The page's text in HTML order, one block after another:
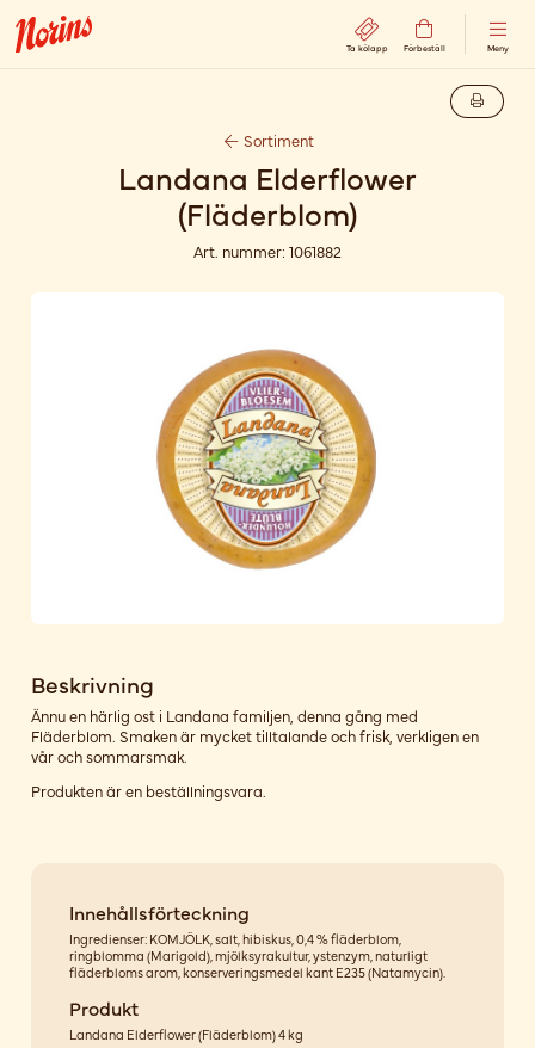
Ta kölapp Förbeställ Meny
Sortiment
Landana Elderflower
(Fläderblom)
Art. nummer: 1061882
Beskrivning
Ännu en härlig ost i Landana familjen, denna gång med
Fläderblom. Smaken är mycket tilltalande och frisk, verkligen en
vår och sommarsmak.
Produkten är en beställningsvara.
Innehållsförteckning
Ingredienser: KOMJÖLK, salt, hibiskus, 0,4 % fläderblom,
ringblomma (Marigold), mjölksyrakultur, ystenzym, naturligt
fläderbloms arom, konserveringsmedel kant E235 (Natamycin).
Produkt
Landana Elderflower (Fläderblom) 4 kg